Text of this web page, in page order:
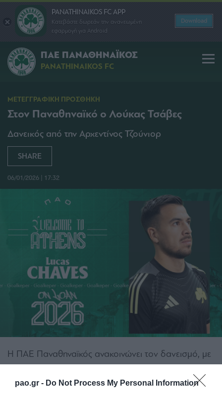
pao.gr - Do Not Process My Personal Information
PANATHINAIKOS FC APP
Κατεβάστε δωρεάν την ανανεωμένη
εφαρμογή για Android
Download
ΠΑΕ ΠΑΝΑΘΗΝΑΪΚΟΣ
PANATHINAIKOS FC
ΜΕΤΕΓΓΡΑΦΙΚΗ ΠΡΟΣΘΗΚΗ
Στον Παναθηναϊκό ο Λούκας Τσάβες
Δανεικός από την Αρχεντίνος Τζούνιορ
SHARE
06/01/2026 | 17:32
Η ΠΑΕ Παναθηναϊκός ανακοινώνει τον δανεισμό, με
Αρχεντίνος Τζούνιορς! Ο Αργεντινός